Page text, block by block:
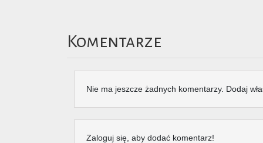
Komentarze
Nie ma jeszcze żadnych komentarzy. Dodaj
Zaloguj się, aby dodać komentarz!